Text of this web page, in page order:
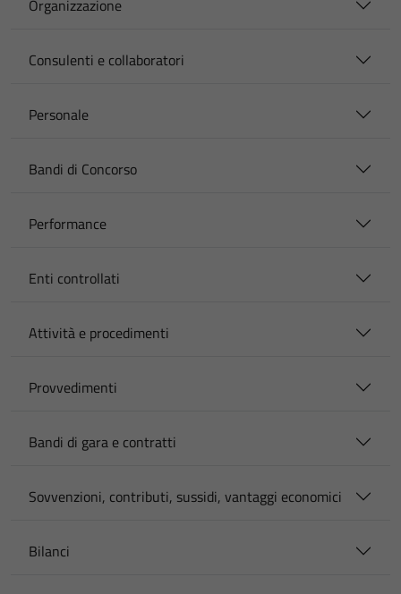
Organizzazione
Consulenti e collaboratori
Personale
Bandi di Concorso
Performance
Enti controllati
Attività e procedimenti
Provvedimenti
Bandi di gara e contratti
Sovvenzioni, contributi, sussidi, vantaggi economici
Bilanci